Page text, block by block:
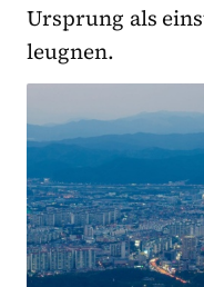
Ursprung als
leugnen.